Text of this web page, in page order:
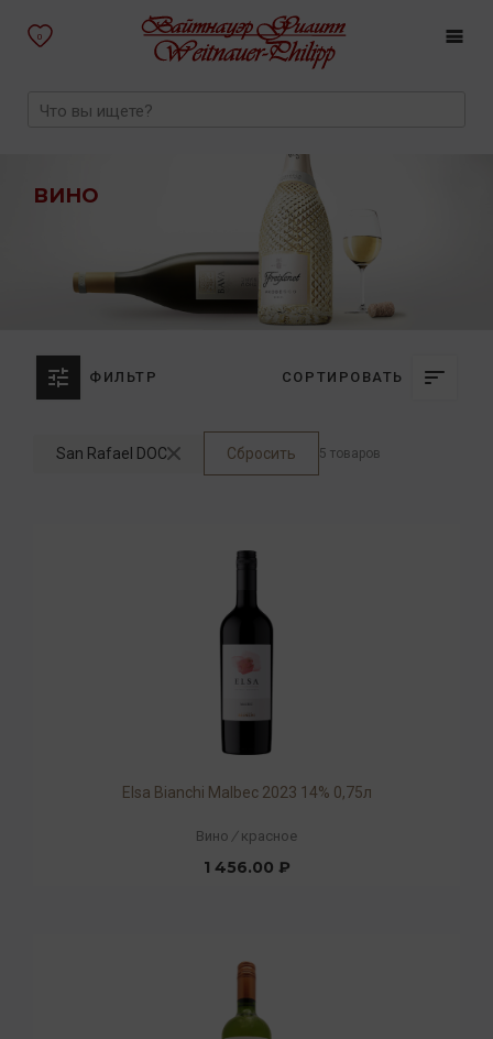
0
ВИНО
ФИЛЬТР СОРТИРОВАТЬ
San Rafael DOC Сбросить 5 товаров
Elsa Bianchi Malbec 2023 14% 0,75л
Вино / красное
1 456.00 ₽